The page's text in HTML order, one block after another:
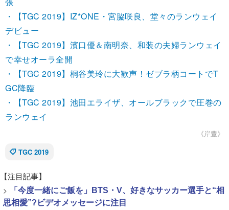
・【TGC 2019】IZ*ONE・宮脇咲良、堂々のランウェイ
デビュー
・【TGC 2019】濱口優＆南明奈、和装の夫婦ランウェイ
で幸せオーラ全開
・【TGC 2019】桐谷美玲に大歓声！ゼブラ柄コートでT
GC降臨
・【TGC 2019】池田エライザ、オールブラックで圧巻の
ランウェイ
《岸豊》
TGC 2019
【注目記事】
>
「今度一緒にご飯を」BTS・V、好きなサッカー選手と“相
思相愛”?ビデオメッセージに注目